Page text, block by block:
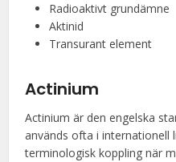
Radioaktivt grundämne
Aktinid
Transurant element
Actinium
Actinium är den engelska
används ofta i internationell
terminologisk koppling när